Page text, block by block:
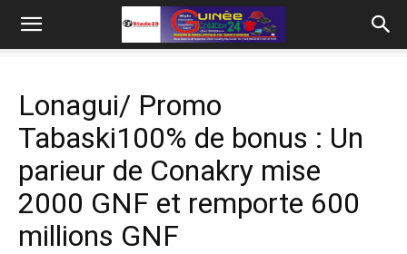
Lonagui/ Promo
Tabaski100% de bonus : Un
parieur de Conakry mise
2000 GNF et remporte 600
millions GNF